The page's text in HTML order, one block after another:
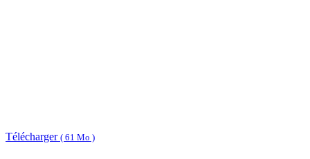
Télécharger ( 61 Mo )